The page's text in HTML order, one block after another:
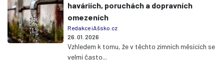
haváriích, poruchách a dopravních
omezeních
Redakce iAšsko.cz
26. 01. 2026
Vzhledem k tomu, že v těchto zimních měsících se
velmi často...